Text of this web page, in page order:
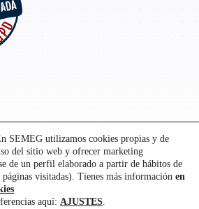
SEMEG utilizamos cookies propias y de
del sitio web y ofrecer marketing
de un perfil elaborado a partir de hábitos de
visitadas). Tienes más información en
aquí: AJUSTES.